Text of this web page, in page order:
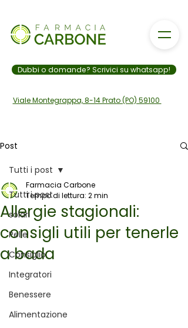
Dubbi o domande? Scrivici su whatsapp!
328 006 9801
Viale Montegrappa, 8-14 Prato (PO) 59100
Post
Tutti i post
solari
Pelle
Consiglio
Integratori
Benessere
Alimentazione
Tutti i post
Allergie stagionali:
consigli utili per tenerle
a bada
Farmacia Carbone
Tempo di lettura: 2 min